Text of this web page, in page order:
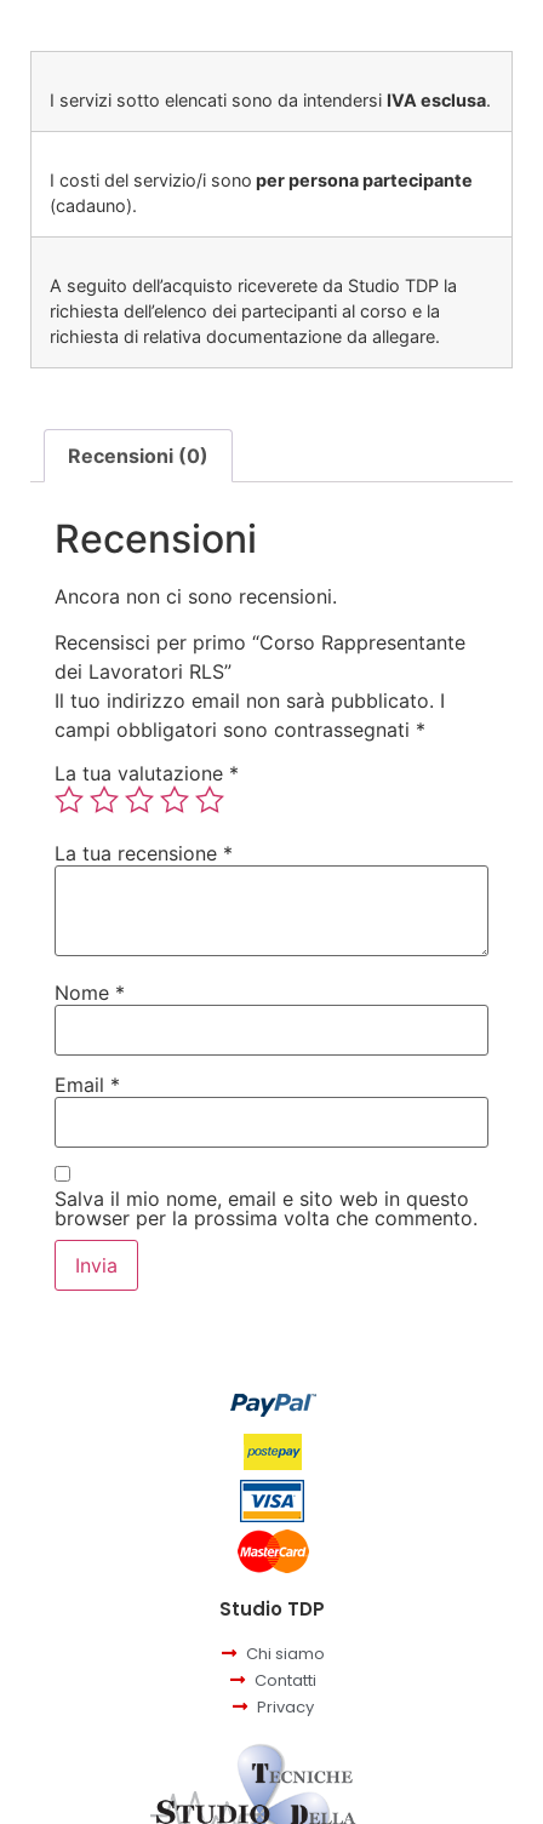
I servizi sotto elencati sono da intendersi IVA esclusa.
I costi del servizio/i sono per persona partecipante
(cadauno).
A seguito dell’acquisto riceverete da Studio TDP la
richiesta dell’elenco dei partecipanti al corso e la
richiesta di relativa documentazione da allegare.
Recensioni (0)
Recensioni
Ancora non ci sono recensioni.
Recensisci per primo “Corso Rappresentante
dei Lavoratori RLS”
Il tuo indirizzo email non sarà pubblicato. I
campi obbligatori sono contrassegnati *
La tua valutazione *
La tua recensione *
Nome *
Email *
Salva il mio nome, email e sito web in questo
browser per la prossima volta che commento.
Studio TDP
Chi siamo
Contatti
Privacy